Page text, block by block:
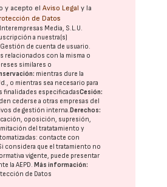
y acepto elAviso Legal y la
de Datos
Interempresas Media, S.L.U.
a nuestra(s)
de cuenta de usuario.
relacionados con la misma o
similares o
mientras dure la
o mientras sea necesario para
finalidades especificadasCesión:
cederse a otras empresas del
de gestión interna.Derechos:
oposición, supresión,
del tratatamiento y
contacte con
Si considera que el tratamiento no
vigente, puede presentar
laAEPD .Más información:
de Datos